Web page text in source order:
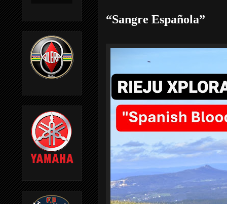
“Sangre Española”